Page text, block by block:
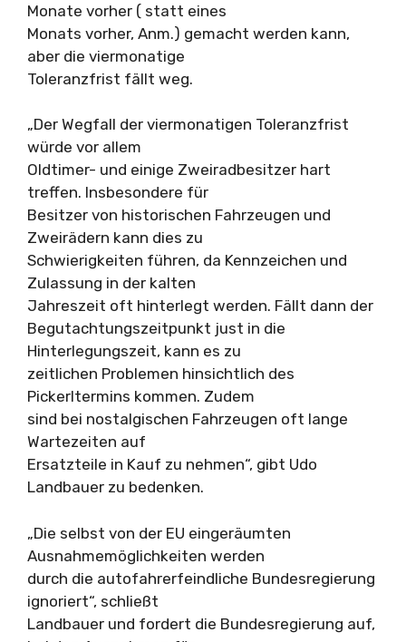
Monate vorher ( statt eines
Monats vorher, Anm.) gemacht werden kann,
aber die viermonatige
Toleranzfrist fällt weg.
„Der Wegfall der viermonatigen Toleranzfrist
würde vor allem
Oldtimer- und einige Zweiradbesitzer hart
treffen. Insbesondere für
Besitzer von historischen Fahrzeugen und
Zweirädern kann dies zu
Schwierigkeiten führen, da Kennzeichen und
Zulassung in der kalten
Jahreszeit oft hinterlegt werden. Fällt dann der
Begutachtungszeitpunkt just in die
Hinterlegungszeit, kann es zu
zeitlichen Problemen hinsichtlich des
Pickerltermins kommen. Zudem
sind bei nostalgischen Fahrzeugen oft lange
Wartezeiten auf
Ersatzteile in Kauf zu nehmen“, gibt Udo
Landbauer zu bedenken.
„Die selbst von der EU eingeräumten
Ausnahmemöglichkeiten werden
durch die autofahrerfeindliche Bundesregierung
ignoriert“, schließt
Landbauer und fordert die Bundesregierung auf,